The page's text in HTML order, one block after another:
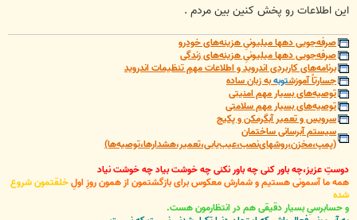
این اطلاعات رو پخش کنین بین مردم .
صرفه‌جویی دهها میلیونیِ هزینه‌های خودرو
صرفه‌جویی دهها میلیونیِ هزینه‌های زندگی
برنامه‌های کاربردی اندروید و اطلاعات مهمِ تنظیمات اندروید
جسارتاً آموزشتوبهبه زبان ساده
توصیه‌های بسیار مهم امنیتی
توصیه‌های بسیار مهم سلامتی
سرویس و تعمیر آبگرمکن و پکیج
سیستم آبرسانی ساختمان
(پمپ،مخزن،روشهای‌نصب،عیب‌یابی،تعمیر،هشدارها،توصیه‌ها)
دوستِ عزیز،چه باور کنی چه باور نکنی چه خوشت بیاد چه خوشت نیاد
همه ما آسمونی هستیم و شمارش معکوس برای بازگشتمون از همون روزِ اولِخلقتمون شروع
شده
و حسابرسیِ بسیار دقیقی هم در انتظارمون هست.